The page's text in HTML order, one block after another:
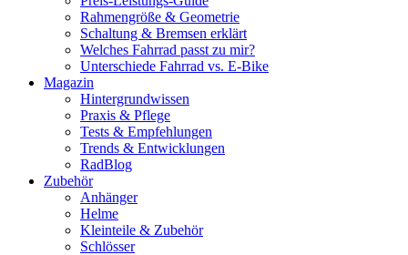
Rahmengröße & Geometrie
Schaltung & Bremsen erklärt
Welches Fahrrad passt zu mir?
Unterschiede Fahrrad vs. E-Bike
Magazin
Hintergrundwissen
Praxis & Pflege
Tests & Empfehlungen
Trends & Entwicklungen
RadBlog
Zubehör
Anhänger
Helme
Kleinteile & Zubehör
Schlösser